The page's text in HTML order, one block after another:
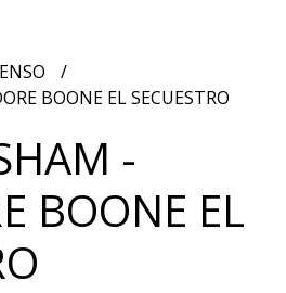
BOONE EL SECUESTRO
-
BOONE EL